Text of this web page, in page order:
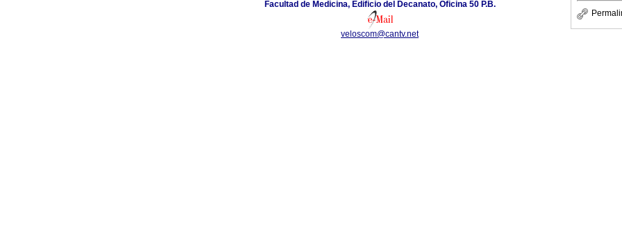
Facultad de Medicina, Edificio del Decanato, Oficina 50 P.B.
veloscom@cantv.net